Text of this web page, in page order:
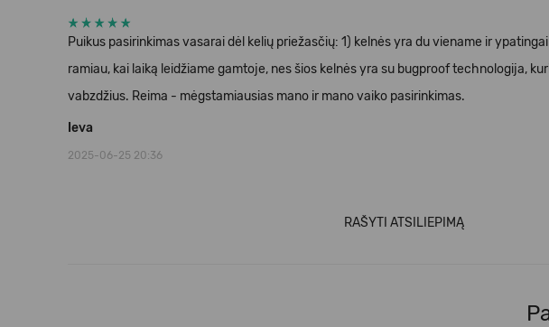
Puikus pasirinkimas vasarai dėl kelių priežasčių: 1) kelnės yra du viename ir
ramiau, kai laiką leidžiame gamtoje, nes šios kelnės yra su bugproof technologija,
vabzdžius. Reima - mėgstamiausias mano ir mano vaiko pasirinkimas.
Ieva
2025-06-25 20:36
RAŠYTI ATSILIEPIMĄ